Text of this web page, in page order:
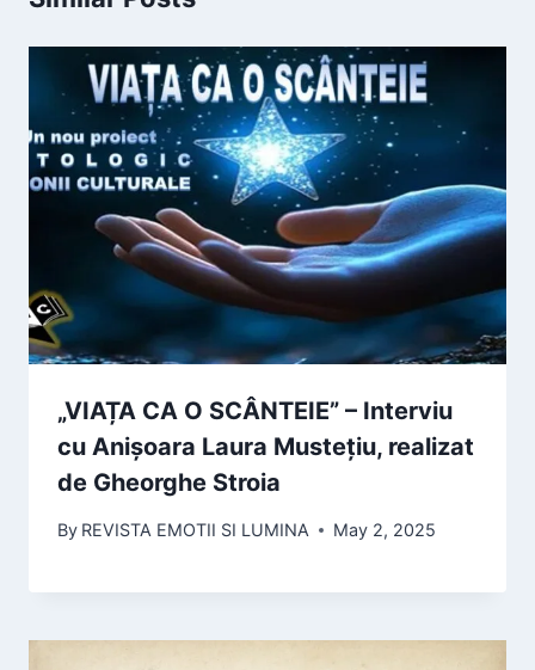
„VIAȚA CA O SCÂNTEIE” – Interviu
cu Anișoara Laura Mustețiu, realizat
de Gheorghe Stroia
By REVISTA EMOTII SI LUMINA May 2, 2025